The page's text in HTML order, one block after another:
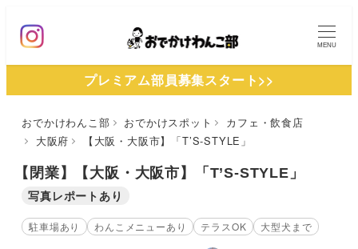
ン
MENU
プレミアム部員募集スタート>>
おでかけわんこ部 おでかけスポット
カフェ・飲食店
大阪府
【大阪・大阪市】「T’S-STYLE」
【閉業】【大阪・大阪市】「T’S-STYLE」
写真レポートあり
駐車場あり わんこメニューあり テラスOK 大型犬まで